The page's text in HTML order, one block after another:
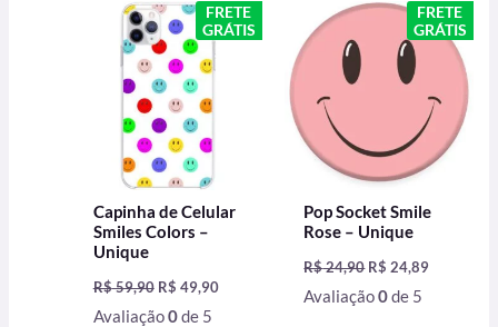
FRETE
GRÁTIS
Capinha de Celular
Smiles Colors –
Unique
R$59,90
original
era:
R$ 59,90.
R$ 49,90
atual
é:
Avaliação0de 5
FRETE
GRÁTIS
Pop Socket Smile
Rose – Unique
R$24,90
original
R$ 24,90.
R$ 24,89
atual
é:
R$ 24,89.
Avaliação0de 5